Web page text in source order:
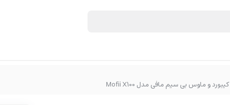
کیبورد و ماوس بی سیم مافی مدل Mofii X100